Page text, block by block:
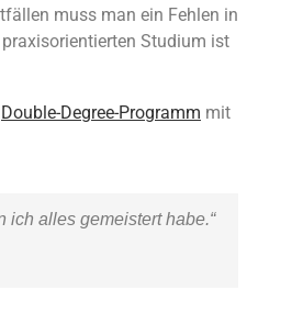
muss man ein Fehlen in
Studium ist
Double-Degree-Programm mit
ich alles gemeistert habe.“